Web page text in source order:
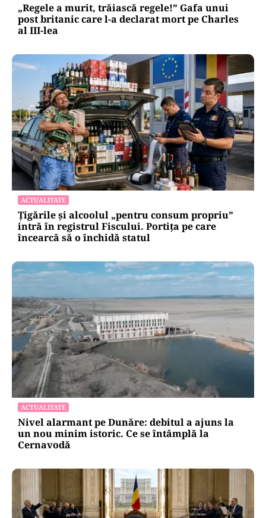
„Regele a murit, trăiască regele!” Gafa unui
post britanic care l-a declarat mort pe Charles
al III-lea
ACTUALITATE
Țigările și alcoolul „pentru consum propriu”
intră în registrul Fiscului. Portița pe care
încearcă să o închidă statul
ACTUALITATE
Nivel alarmant pe Dunăre: debitul a ajuns la
un nou minim istoric. Ce se întâmplă la
Cernavodă